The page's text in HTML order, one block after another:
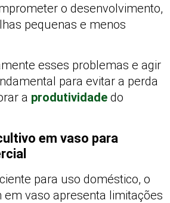
o desenvolvimento,
pequenas e menos
esses problemas e agir
para evitar a perda
a produtividade do
em vaso para
para uso doméstico, o
vaso apresenta limitações